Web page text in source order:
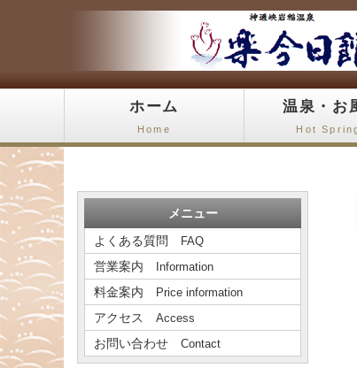
ホーム
Home
温泉・お
Hot
メニュー
よくある質問
FAQ
営業案内 Information
料金案内 Price information
アクセス Access
お問い合わせ Contact